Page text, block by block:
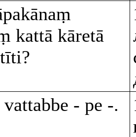
kattā kāretā
- pe -.